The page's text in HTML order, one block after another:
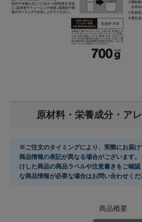
原材料・栄養成分・ア
※ご注文のタイミングにより、実際にお届
商品情報の表記が異なる場合がございます
けした商品の商品ラベルや注意書きをご確
な商品情報が必要な場合はお問い合わせくだ
商品概要